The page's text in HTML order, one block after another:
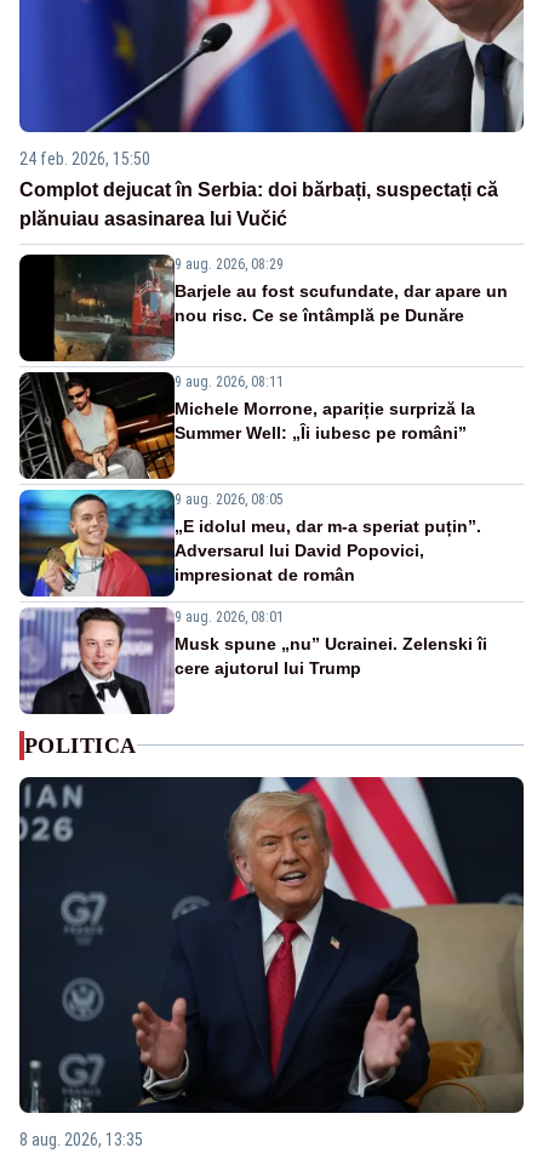
24 feb. 2026, 15:50
Complot dejucat în Serbia: doi bărbați, suspectați că
plănuiau asasinarea lui Vučić
9 aug. 2026, 08:29
Barjele au fost scufundate, dar apare un
nou risc. Ce se întâmplă pe Dunăre
9 aug. 2026, 08:11
Michele Morrone, apariție surpriză la
Summer Well: „Îi iubesc pe români”
9 aug. 2026, 08:05
„E idolul meu, dar m-a speriat puțin”.
Adversarul lui David Popovici,
impresionat de român
9 aug. 2026, 08:01
Musk spune „nu” Ucrainei. Zelenski îi
cere ajutorul lui Trump
POLITICA
8 aug. 2026, 13:35